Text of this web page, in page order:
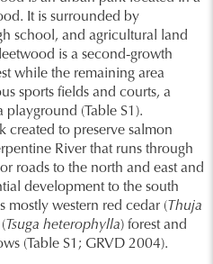
It is surrounded by
school, and agricultural land
is a second-growth
while the remaining area
sports fields and courts, a
playground (Table S1).
created to preserve salmon
River that runs through
roads to the north and east and
development to the south
mostly western red cedar ( Thuja
Tsuga heterophylla) forest and
(Table S1; GRVD 2004).